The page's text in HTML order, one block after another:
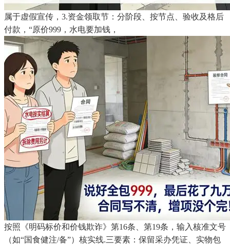
属于虚假宣传，3.资金领取节：分阶段、按节点、验收及格后
付款，“原价999，水电要加钱，
按照《明码标价和价钱欺诈》第16条、第19条，输入核准文号
（如“国食健注/备”）核实线.三要素：保留采办凭证、实物包